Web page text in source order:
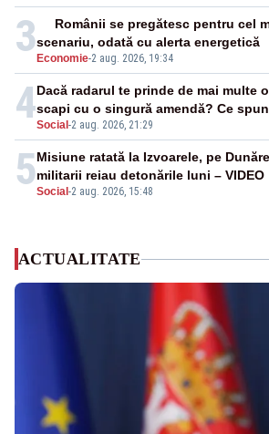
3 Economie-2 aug. 2026, 19:34
Românii se pregătesc pentru cel
scenariu, odată cu alerta energetică
4Social -2 aug. 2026, 21:29
Dacă radarul te prinde de mai multe
scapi cu o singură amendă? Ce
5Social -2 aug. 2026, 15:48
Misiune ratată la Izvoarele, pe
militarii reiau detonările luni – VIDEO
ACTUALITATE